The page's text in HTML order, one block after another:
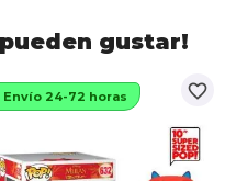
gustar!
favorite_border
Envío 24-72 horas